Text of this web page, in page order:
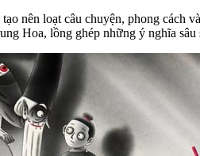
nên loạt câu chuyện, phong cách
Hoa, lồng ghép những ý nghĩa